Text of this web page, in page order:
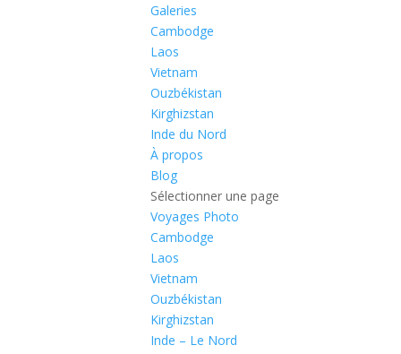
Galeries
Cambodge
Laos
Vietnam
Ouzbékistan
Kirghizstan
Inde du Nord
À propos
Blog
Sélectionner une page
Voyages Photo
Cambodge
Laos
Vietnam
Ouzbékistan
Kirghizstan
Inde – Le Nord